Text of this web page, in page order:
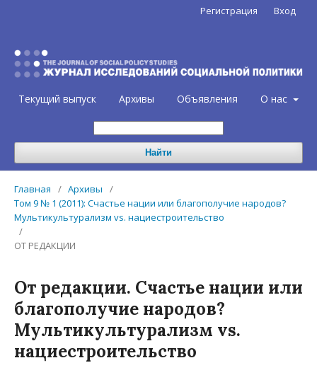
Текущий выпуск Архивы Объявления О нас
Найти
Регистрация Вход
Главная / Архивы
/
Том 9 № 1 (2011): Счастье нации или благополучие народов?
Мультикультурализм vs. нациестроительство
/
ОТ РЕДАКЦИИ
От редакции. Счастье нации или
благополучие народов?
Мультикультурализм vs.
нациестроительство